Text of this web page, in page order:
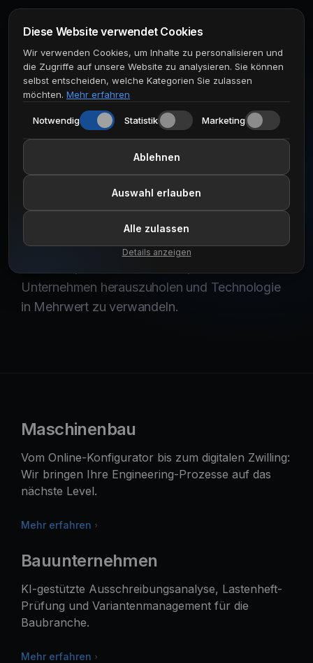
Branchen
Lösungen für
verschiedenste
Branchen
Wir bei bluesolve arbeiten für verschiedenste
Unternehmen herauszuholen und Technologie
in Mehrwert zu verwandeln.
Maschinenbau
Vom Online-Konfigurator bis zum digitalen Zwilling:
Wir bringen Ihre Engineering-Prozesse auf das
nächste Level.
Mehr erfahren
Bauunternehmen
KI-gestützte Ausschreibungsanalyse, Lastenheft-
Prüfung und Variantenmanagement für die
Baubranche.
Mehr erfahren
Diese Website verwendet Cookies
Wir verwenden Cookies, um Inhalte zu personalisieren und
die Zugriffe auf unsere Website zu analysieren. Sie können
selbst entscheiden, welche Kategorien Sie zulassen
möchten. Mehr erfahren
Notwendig Statistik Marketing
Ablehnen
Auswahl erlauben
Alle zulassen
Details anzeigen